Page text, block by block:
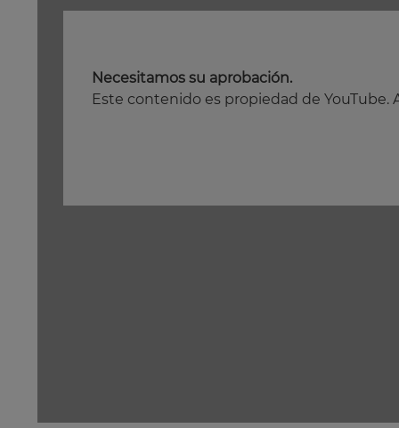
Necesitamos su aprobación.
Este contenido es propiedad de